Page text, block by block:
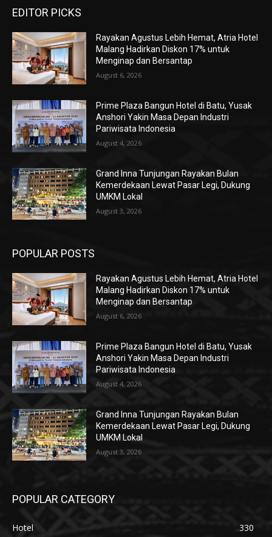
EDITOR PICKS
Rayakan Agustus Lebih Hemat, Atria Hotel
Malang Hadirkan Diskon 17% untuk
Menginap dan Bersantap
August 6, 2026
Prime Plaza Bangun Hotel di Batu, Yusak
Anshori Yakin Masa Depan Industri
Pariwisata Indonesia
August 4, 2026
Grand Inna Tunjungan Rayakan Bulan
Kemerdekaan Lewat Pasar Legi, Dukung
UMKM Lokal
August 3, 2026
POPULAR POSTS
Rayakan Agustus Lebih Hemat, Atria Hotel
Malang Hadirkan Diskon 17% untuk
Menginap dan Bersantap
August 6, 2026
Prime Plaza Bangun Hotel di Batu, Yusak
Anshori Yakin Masa Depan Industri
Pariwisata Indonesia
August 4, 2026
Grand Inna Tunjungan Rayakan Bulan
Kemerdekaan Lewat Pasar Legi, Dukung
UMKM Lokal
August 3, 2026
POPULAR CATEGORY
Hotel 330